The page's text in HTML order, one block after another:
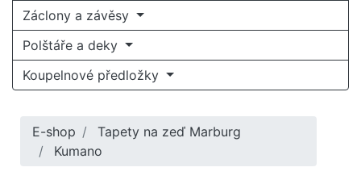
Záclony a závěsy
Polštáře a deky
Koupelnové předložky
E-shop
Tapety na zeď Marburg
Kumano